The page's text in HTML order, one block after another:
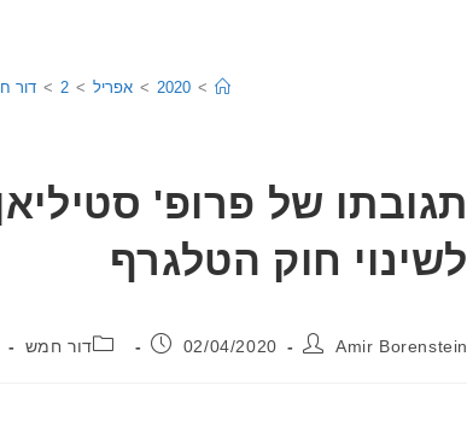
>
2020
> אפריל >
2
> דור
תגובתו של פרופ'
לשינוי חוק הטלגרף
מחבר:
Amir Borenstein פורסם:
02/04/2020 קטגוריה:
דור חמש